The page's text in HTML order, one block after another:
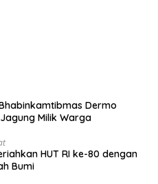
Dermo
Milik Warga
HUT RI ke-80 dengan
Bumi